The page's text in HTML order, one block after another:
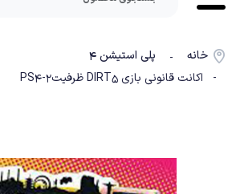
خانه -
پلی استیشن ۴
- اکانت قانونی بازی DIRT5 ظرفیت2-PS4